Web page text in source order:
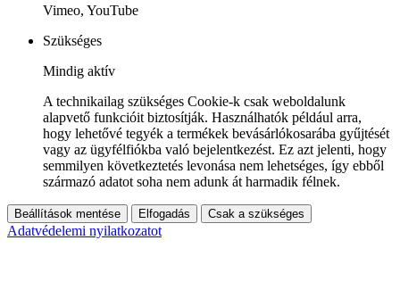
Vimeo, YouTube
Szükséges
Mindig aktív
A technikailag szükséges Cookie-k csak weboldalunk
alapvető funkcióit biztosítják. Használhatók például arra,
hogy lehetővé tegyék a termékek bevásárlókosarába gyűjtését
vagy az ügyfélfiókba való bejelentkezést. Ez azt jelenti, hogy
semmilyen következtetés levonása nem lehetséges, így ebből
származó adatot soha nem adunk át harmadik félnek.
Beállítások mentése Elfogadás Csak a szükséges
Adatvédelemi nyilatkozatot